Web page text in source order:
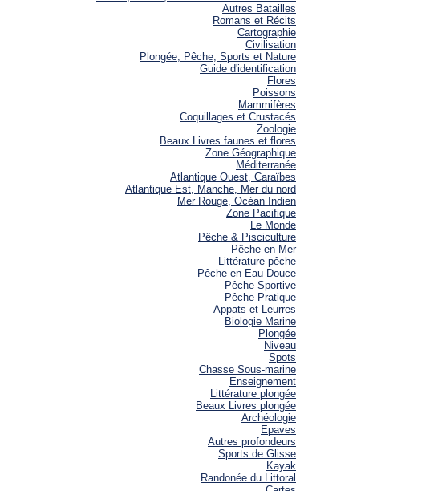
Autres Batailles
Romans et Récits
Cartographie
Civilisation
Plongée, Pêche, Sports et Nature
Guide d'identification
Flores
Poissons
Mammifères
Coquillages et Crustacés
Zoologie
Beaux Livres faunes et flores
Zone Géographique
Méditerranée
Atlantique Ouest, Caraïbes
Atlantique Est, Manche, Mer du nord
Mer Rouge, Océan Indien
Zone Pacifique
Le Monde
Pêche & Pisciculture
Pêche en Mer
Littérature pêche
Pêche en Eau Douce
Pêche Sportive
Pêche Pratique
Appats et Leurres
Biologie Marine
Plongée
Niveau
Spots
Chasse Sous-marine
Enseignement
Littérature plongée
Beaux Livres plongée
Archéologie
Epaves
Autres profondeurs
Sports de Glisse
Kayak
Randonée du Littoral